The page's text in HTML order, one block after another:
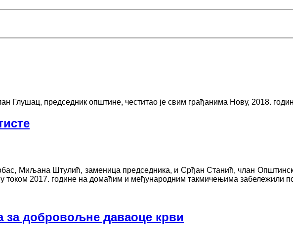
Глушац, председник општине, честитао је свим грађанима Нову, 2018.
Миљана Штулић, заменица председника, и Срђан Станић, члан
током 2017. године на домаћим и међународним такмичењима забележили
за добровољне даваоце крви